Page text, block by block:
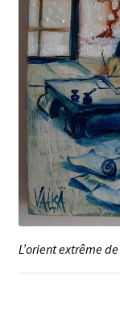
Panier
Privacy Policy
Validation de la
L’orient extrême